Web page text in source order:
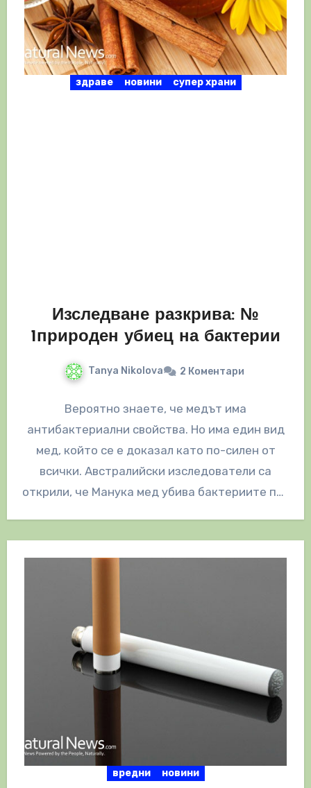
здраве новини супер храни
Изследване разкрива: №
1природен убиец на бактерии
Tanya Nikolova 2 Коментари
Вероятно знаете, че медът има
антибактериални свойства. Но има един вид
мед, който се е доказал като по-силен от
всички. Австралийски изследователи са
открили, че Манука мед убива бактериите по-
вредни новини